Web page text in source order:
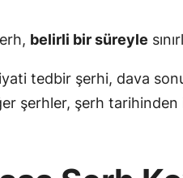
belirli bir süreyle
tedbir şerhi, dava
şerhler, şerh tarihinden